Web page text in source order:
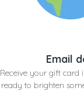
Email
Receive your gift card
ready to brighten